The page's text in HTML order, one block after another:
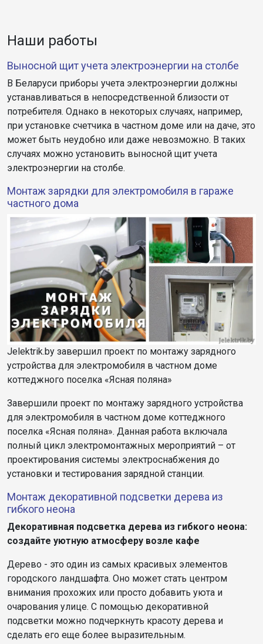
Наши работы
Выносной щит учета электроэнергии на столбе
В Беларуси приборы учета электроэнергии должны
устанавливаться в непосредственной близости от
потребителя. Однако в некоторых случаях, например,
при установке счетчика в частном доме или на даче, это
может быть неудобно или даже невозможно. В таких
случаях можно установить выносной щит учета
электроэнергии на столбе.
Монтаж зарядки для электромобиля в гараже
частного дома
Jelektrik.by завершил проект по монтажу зарядного
устройства для электромобиля в частном доме
коттеджного поселка «Ясная поляна»
Завершили проект по монтажу зарядного устройства
для электромобиля в частном доме коттеджного
поселка «Ясная поляна». Данная работа включала
полный цикл электромонтажных мероприятий – от
проектирования системы электроснабжения до
установки и тестирования зарядной станции.
Монтаж декоративной подсветки дерева из
гибкого неона
Декоративная подсветка дерева из гибкого неона:
создайте уютную атмосферу возле кафе
Дерево - это один из самых красивых элементов
городского ландшафта. Оно может стать центром
внимания прохожих или просто добавить уюта и
очарования улице. С помощью декоративной
подсветки можно подчеркнуть красоту дерева и
сделать его еще более выразительным.